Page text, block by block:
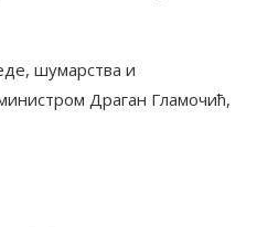
шумарства и
Драган Гламочић,